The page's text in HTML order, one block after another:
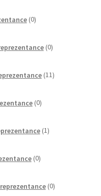
0izdelkov
0izdelkov
11izdelkov
0izdelkov
1izdelek
0izdelkov
0izdelkov